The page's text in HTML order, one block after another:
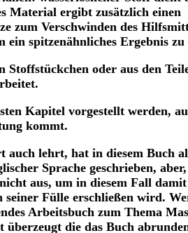
Material ergibt zusätzlich einen
zum Verschwinden des
spitzenähnliches Ergebnis zu
oder aus den
Kapitel vorgestellt werden,
kommt.
lehrt, hat in diesem Buch
Sprache geschrieben,
aus, um in diesem Fall
Fülle erschließen wird.
Arbeitsbuch zum Thema
die das Buch